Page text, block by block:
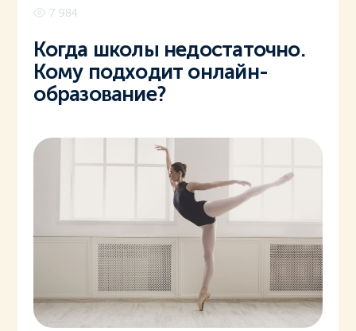
7 984
Когда школы недостаточно.
Кому подходит онлайн-
образование?